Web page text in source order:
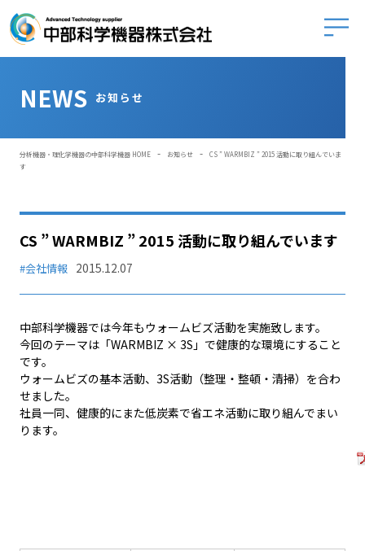
中部科
NEWS お知らせ
分析機器・理化学機器の中部科学機器 HOME - お知らせ -
CS ” WARMBIZ ” 2015 活動に取り組んでいま
す
CS ” WARMBIZ ” 2015 活動に取り組んでいます
#会社情報 2015.12.07
中部科学機器では今年もウォームビズ活動を実施致します。
今回のテーマは「WARMBIZ × 3S」で健康的な環境にすること
です。
ウォームビズの基本活動、3S活動（整理・整頓・清掃）を合わ
せました。
社員一同、健康的にまた低炭素で省エネ活動に取り組んでまい
ります。